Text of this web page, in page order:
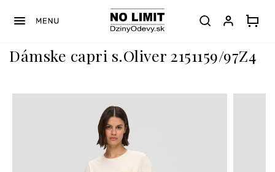
Dámske capri s.Oliver 2151159/97Z4